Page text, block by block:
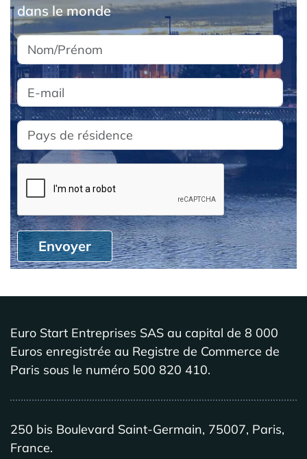
dans le monde
Envoyer
Euro Start Entreprises SAS au capital de 8 000
Euros enregistrée au Registre de Commerce de
Paris sous le numéro 500 820 410.
250 bis Boulevard Saint-Germain, 75007, Paris,
France.